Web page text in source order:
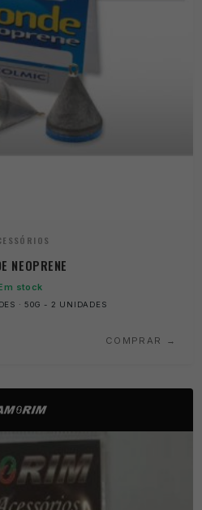
NEOPRENE
stock
· 50G - 2 UNIDADES
COMPRAR